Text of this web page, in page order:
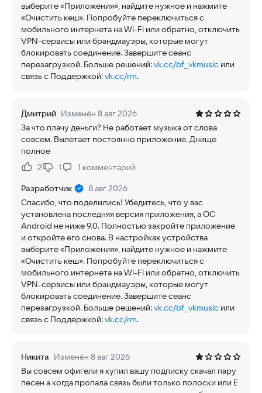
выберите «Приложения», найдите нужное и нажмите
«Очистить кеш». Попробуйте переключиться с
мобильного интернета на Wi-Fi или обратно, отключить
VPN-сервисы или брандмауэры, которые могут
блокировать соединение. Завершите сеанс
перезагрузкой. Больше решений:vk.cc/bf_vkmusic или
связь с Поддержкой:vk.cc/rm.
Дмитрий Изменён 8 авг 2026
За что плачу деньги? Не работает музыка от слова
совсем. Вылетает постоянно приложение. Днище
полное
Нравится:
2Не нравится:
1 1 комментарий
Разработчик
8 авг 2026
Спасибо, что поделились! Убедитесь, что у вас
установлена последняя версия приложения, а ОС
Android не ниже 9.0. Полностью закройте приложение
и откройте его снова. В настройках устройства
выберите «Приложения», найдите нужное и нажмите
«Очистить кеш». Попробуйте переключиться с
мобильного интернета на Wi-Fi или обратно, отключить
VPN-сервисы или брандмауэры, которые могут
блокировать соединение. Завершите сеанс
перезагрузкой. Больше решений:vk.cc/bf_vkmusic или
связь с Поддержкой:vk.cc/rm.
Никита Изменён 8 авг 2026
Вы совсем офигели я купил вашу подписку скачал пару
песен а когда пропала связь были только полоски или Е